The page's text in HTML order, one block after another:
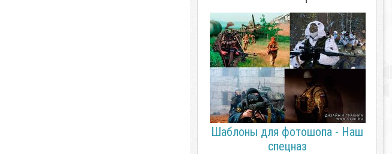
Шаблоны для фотошопа - Наш
спецназ